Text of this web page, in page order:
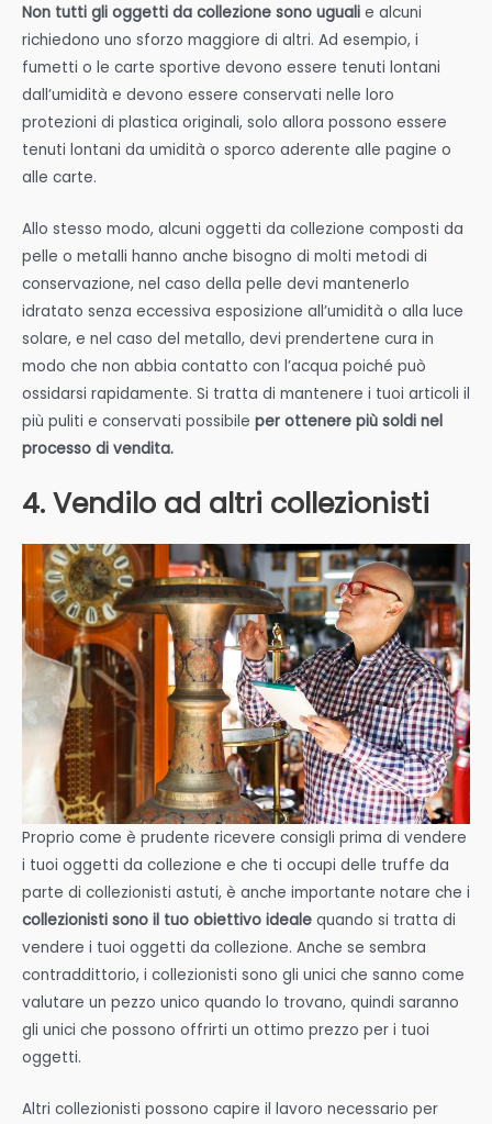
Non tutti gli oggetti da collezione sono uguali e alcuni
richiedono uno sforzo maggiore di altri. Ad esempio, i
fumetti o le carte sportive devono essere tenuti lontani
dall’umidità e devono essere conservati nelle loro
protezioni di plastica originali, solo allora possono essere
tenuti lontani da umidità o sporco aderente alle pagine o
alle carte.
Allo stesso modo, alcuni oggetti da collezione composti da
pelle o metalli hanno anche bisogno di molti metodi di
conservazione, nel caso della pelle devi mantenerlo
idratato senza eccessiva esposizione all’umidità o alla luce
solare, e nel caso del metallo, devi prendertene cura in
modo che non abbia contatto con l’acqua poiché può
ossidarsi rapidamente. Si tratta di mantenere i tuoi articoli il
più puliti e conservati possibile per ottenere più soldi nel
processo di vendita.
4. Vendilo ad altri collezionisti
Proprio come è prudente ricevere consigli prima di vendere
i tuoi oggetti da collezione e che ti occupi delle truffe da
parte di collezionisti astuti, è anche importante notare che i
collezionisti sono il tuo obiettivo ideale quando si tratta di
vendere i tuoi oggetti da collezione. Anche se sembra
contraddittorio, i collezionisti sono gli unici che sanno come
valutare un pezzo unico quando lo trovano, quindi saranno
gli unici che possono offrirti un ottimo prezzo per i tuoi
oggetti.
Altri collezionisti possono capire il lavoro necessario per